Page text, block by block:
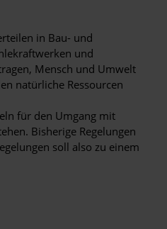
in Bau- und
und
Mensch und Umwelt
natürliche Ressourcen
für den Umgang mit
Bisherige Regelungen
soll also zu einem